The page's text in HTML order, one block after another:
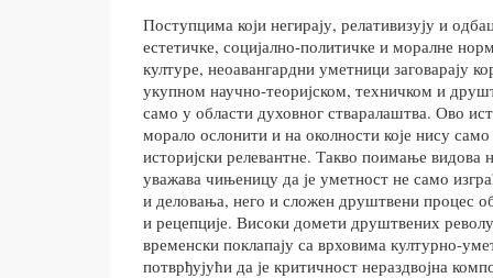
Поступцима који негирају, релативизују и
естетичке, социјално-политичке и моралне
културе, неоавангардни уметници заговарају
укупном научно-теоријском, техничком и
само у области духовног стваралаштва. Ово
морало ослонити и на околности које нису само
историјски релевантне. Такво поимање видова
уважава чињеницу да је уметност не само
и деловања, него и сложен друштвени процес
и рецепције. Високи домети друштвених
временски поклапају са врховима културно-
потврђујући да је критичност нераздвојна